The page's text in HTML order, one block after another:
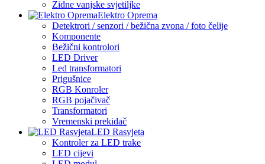
Zidne vanjske svjetiljke
Elektro Oprema
Detektrori / senzori / bežična zvona / foto čelije
Komponente
Bežični kontrolori
LED Driver
Led transformatori
Prigušnice
RGB Konroler
RGB pojačivač
Transformatori
Vremenski prekidač
LED Rasvjeta
Kontroler za LED trake
LED cijevi